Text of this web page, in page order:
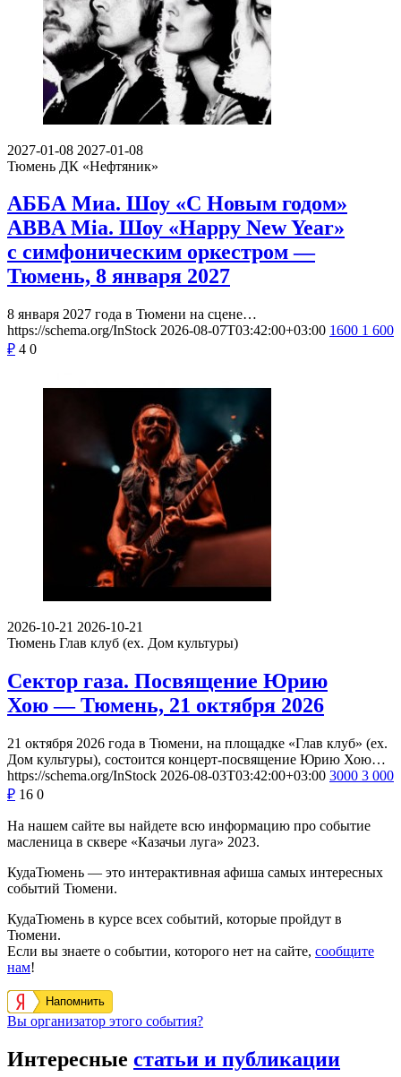
2027-01-08 2027-01-08
Тюмень ДК «Нефтяник»
АББА Миа. Шоу «С Новым годом»
ABBA Mia. Шоу «Happy New Year»
с симфоническим оркестром —
Тюмень, 8 января 2027
8 января 2027 года в Тюмени на сцене…
https://schema.org/InStock 2026-08-07T03:42:00+03:00 1600 1 600
₽ 4 0
2026-10-21 2026-10-21
Тюмень Глав клуб (ex. Дом культуры)
Сектор газа. Посвящение Юрию
Хою — Тюмень, 21 октября 2026
21 октября 2026 года в Тюмени, на площадке «Глав клуб» (ex.
Дом культуры), состоится концерт-посвящение Юрию Хою…
https://schema.org/InStock 2026-08-03T03:42:00+03:00 3000 3 000
₽ 16 0
На нашем сайте вы найдете всю информацию про событие
масленица в сквере «Казачьи луга» 2023.
КудаТюмень — это интерактивная афиша самых интересных
событий Тюмени.
КудаТюмень в курсе всех событий, которые пройдут в
Тюмени.
Если вы знаете о событии, которого нет на сайте, сообщите
нам!
Напомнить
Вы организатор этого события?
Интересные статьи и публикации